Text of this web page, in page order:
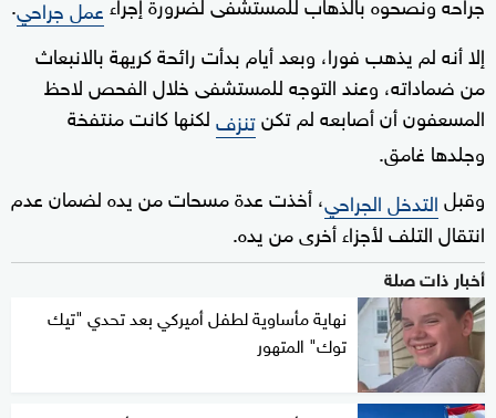
عمل جراحي
إلا أنه لم يذهب فورا، وبعد أيام بدأت رائحة كريهة بالانبعاث
من ضماداته، وعند التوجه للمستشفى خلال الفحص لاحظ
المسعفون أن أصابعه لم تكنتنزفلكنها كانت منتفخة
وجلدها غامق.
وقبلالتدخل الجراحي، أخذت عدة مسحات من يده لضمان عدم
انتقال التلف لأجزاء أخرى من يده.
أخبار ذات صلة
نهاية مأساوية لطفل أميركي بعد تحدي "تيك
توك" المتهور